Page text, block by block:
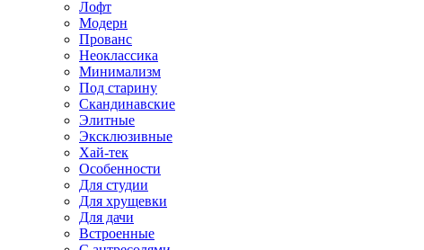
Лофт
Модерн
Прованс
Неоклассика
Минимализм
Под старину
Скандинавские
Элитные
Эксклюзивные
Хай-тек
Особенности
Для студии
Для хрущевки
Для дачи
Встроенные